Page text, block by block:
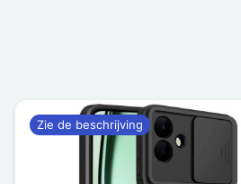
Zie de beschrijving